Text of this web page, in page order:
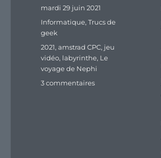
Publié
mardi 29 juin 2021
Catégories
Informatique,Trucs de
geek
Étiquettes
2021,amstrad CPC, jeu
vidéo, labyrinthe, Le
voyage de Nephi
3 commentairessur